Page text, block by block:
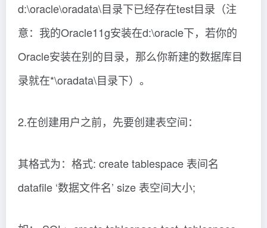
d:\oracle\oradata\目录下已经存在test目录（注
意：我的Oracle11g安装在d:\oracle下，若你的
Oracle安装在别的目录，那么你新建的数据库目
录就在*\oradata\目录下）。
2.在创建用户之前，先要创建表空间：
其格式为：格式: create tablespace 表间名
datafile ‘数据文件名’ size 表空间大小;